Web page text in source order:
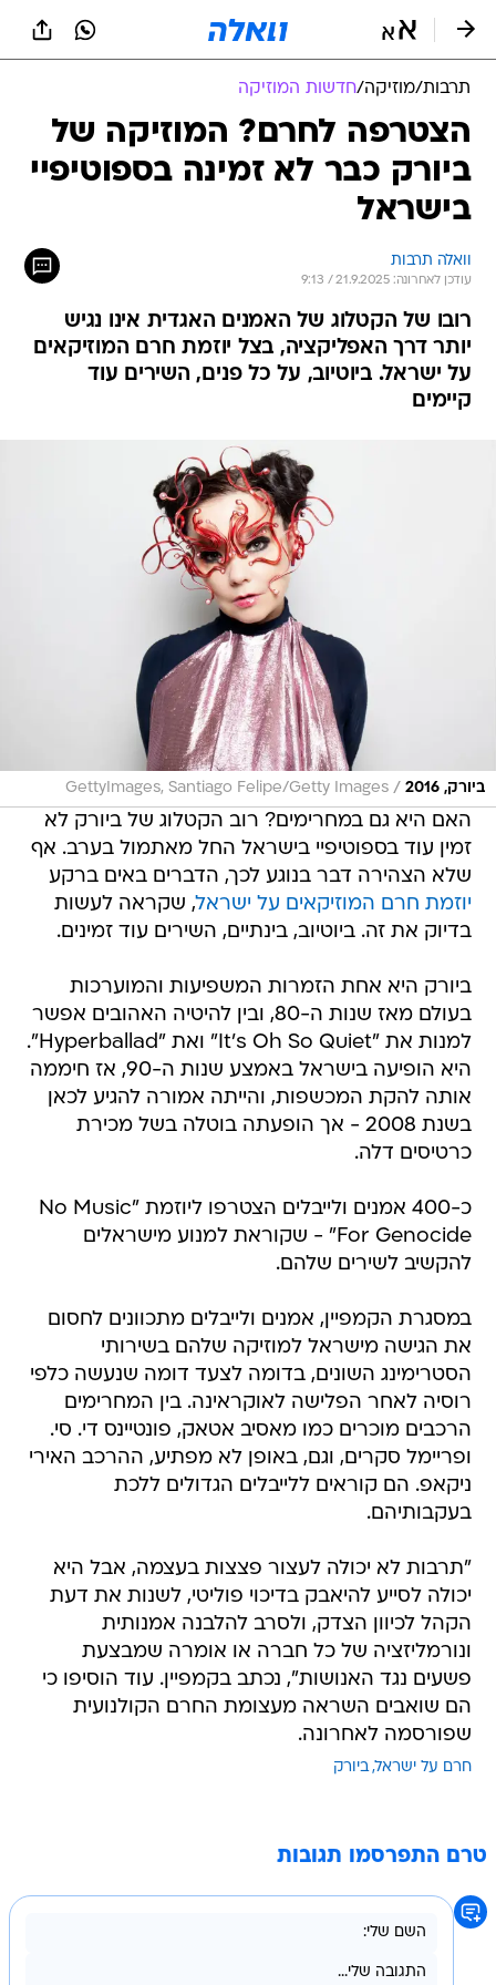
תרבות/מוזיקה/חדשות המוזיקה
הצטרפה לחרם? המוזיקה של
ביורק כבר לא זמינה בספוטיפיי
בישראל
וואלה תרבות
עודכן לאחרונה: 21.9.2025 / 9:13
רובו של הקטלוג של האמנים האגדית אינו נגיש
יותר דרך האפליקציה, בצל יוזמת חרם המוזיקאים
על ישראל. ביוטיוב, על כל פנים, השירים עוד
קיימים
ביורק, 2016 /
GettyImages, Santiago Felipe/Getty Images
האם היא גם במחרימים? רוב הקטלוג של ביורק לא
זמין עוד בספוטיפיי בישראל החל מאתמול בערב. אף
שלא הצהירה דבר בנוגע לכך, הדברים באים ברקע
יוזמת חרם המוזיקאים על ישראל, שקראה לעשות
בדיוק את זה. ביוטיוב, בינתיים, השירים עוד זמינים.
ביורק היא אחת הזמרות המשפיעות והמוערכות
בעולם מאז שנות ה-80, ובין להיטיה האהובים אפשר
למנות את "It's Oh So Quiet" ואת "Hyperballad".
היא הופיעה בישראל באמצע שנות ה-90, אז חיממה
אותה להקת המכשפות, והייתה אמורה להגיע לכאן
בשנת 2008 - אך הופעתה בוטלה בשל מכירת
כרטיסים דלה.
כ-400 אמנים ולייבלים הצטרפו ליוזמת "No Music
For Genocide" - שקוראת למנוע מישראלים
להקשיב לשירים שלהם.
במסגרת הקמפיין, אמנים ולייבלים מתכוונים לחסום
את הגישה מישראל למוזיקה שלהם בשירותי
הסטרימינג השונים, בדומה לצעד דומה שנעשה כלפי
רוסיה לאחר הפלישה לאוקראינה. בין המחרימים
הרכבים מוכרים כמו מאסיב אטאק, פונטיינס די. סי.
ופריימל סקרים, וגם, באופן לא מפתיע, ההרכב האירי
ניקאפ. הם קוראים ללייבלים הגדולים ללכת
בעקבותיהם.
"תרבות לא יכולה לעצור פצצות בעצמה, אבל היא
יכולה לסייע להיאבק בדיכוי פוליטי, לשנות את דעת
הקהל לכיוון הצדק, ולסרב להלבנה אמנותית
ונורמליזציה של כל חברה או אומרה שמבצעת
פשעים נגד האנושות", נכתב בקמפיין. עוד הוסיפו כי
הם שואבים השראה מעצומת החרם הקולנועית
שפורסמה לאחרונה.
חרם על ישראל ביורק
טרם התפרסמו תגובות